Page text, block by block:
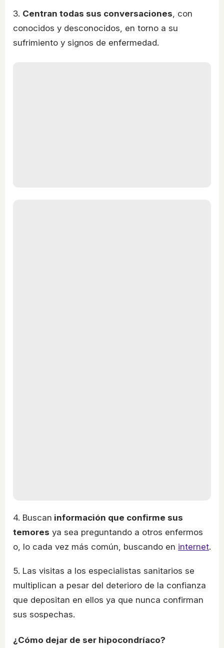
3. Centran todas sus conversaciones , con
conocidos y desconocidos, en torno a su
sufrimiento y signos de enfermedad.
4. Buscan información que confirme sus
temores ya sea preguntando a otros enfermos
o, lo cada vez más común, buscando en internet.
5. Las visitas a los especialistas sanitarios se
multiplican a pesar del deterioro de la confianza
que depositan en ellos ya que nunca confirman
sus sospechas.
¿Cómo dejar de ser hipocondríaco?